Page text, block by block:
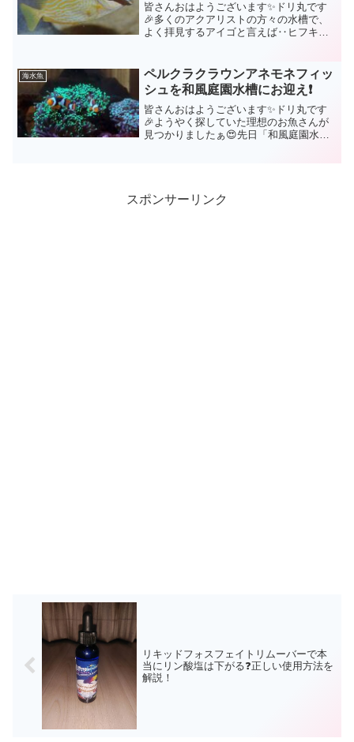
皆さんおはようございます✨ドリ丸です
🎉多くのアクアリストの方々の水槽で、
よく拝見するアイゴと言えば‥ヒフキア
ーの体色に、歌舞伎役者の様なフェイ
ス、口元が突出してるせいか...
海水魚
ペルクラクラウンアネモネフィッ
シュを和風庭園水槽にお迎え❗
皆さんおはようございます✨ドリ丸です
🎉ようやく探していた理想のお魚さんが
見つかりましたぁ😍先日「和風庭園水
スポンサーリンク
リキッドフォスフェイトリムーバーで本
当にリン酸塩は下がる❓正しい使用方法を
解説！